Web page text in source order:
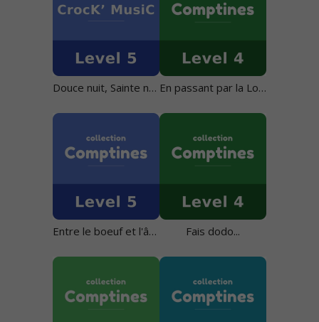
Douce nuit, Sainte nuit En passant par la Lorraine
Entre le boeuf et l'âne gris Fais dodo...